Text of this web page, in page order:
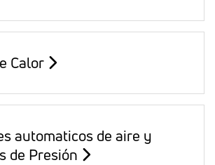
Calor
automaticos de aire y
de Presión